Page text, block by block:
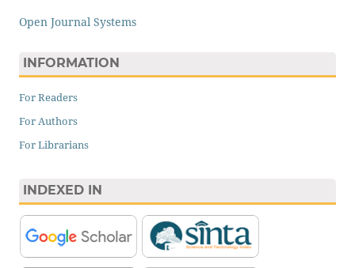
Open Journal Systems
INFORMATION
For Readers
For Authors
For Librarians
INDEXED IN